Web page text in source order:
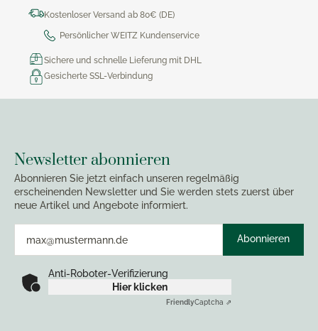
Kostenloser Versand ab 80€ (DE)
Persönlicher WEITZ Kundenservice
Sichere und schnelle Lieferung mit DHL
Gesicherte SSL-Verbindung
Newsletter abonnieren
Abonnieren Sie jetzt einfach unseren regelmäßig
erscheinenden Newsletter und Sie werden stets zuerst über
neue Artikel und Angebote informiert.
Abonnieren
Anti-Roboter-Verifizierung
Hier klicken
FriendlyCaptcha ⇗